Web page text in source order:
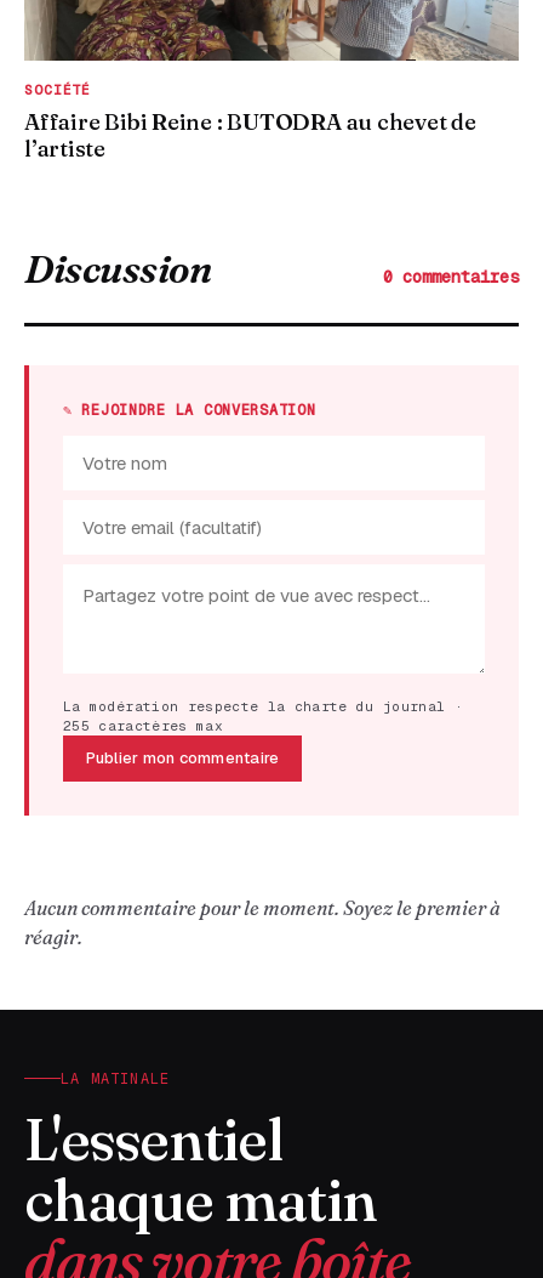
SOCIÉTÉ
Affaire Bibi Reine : BUTODRA au chevet de
l’artiste
Discussion 0 commentaires
✎ REJOINDRE LA CONVERSATION
La modération respecte la charte du journal ·
255 caractères max
Publier mon commentaire
Aucun commentaire pour le moment. Soyez le premier à
réagir.
LA MATINALE
L'essentiel
chaque matin
dans votre boîte